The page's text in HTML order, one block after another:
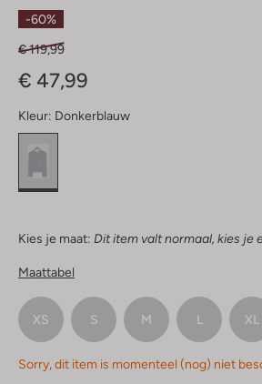
Sterren
-60%
€ 119,99
€ 47,99
Kleur: Donkerblauw
Kies je maat: Dit item valt normaal, kies je
Maattabel
XS S M L XL
Sorry, dit item is momenteel (nog) niet